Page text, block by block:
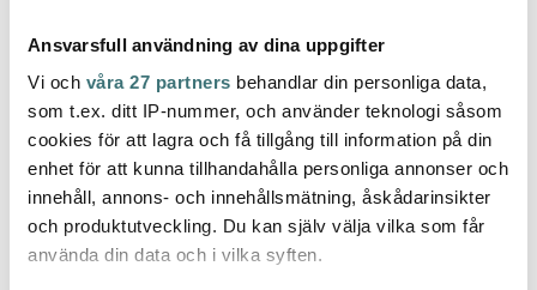
Ansvarsfull användning av dina uppgifter
Vi och våra 27 partners behandlar din personliga data,
som t.ex. ditt IP-nummer, och använder teknologi såsom
cookies för att lagra och få tillgång till information på din
enhet för att kunna tillhandahålla personliga annonser och
innehåll, annons- och innehållsmätning, åskådarinsikter
och produktutveckling. Du kan själv välja vilka som får
använda din data och i vilka syften.
Villeroy & Boch
Manoir Kaffekopp 20 cl
120 kr 239 kr
Villeroy & Boch
Piemont Bestickset 4
delar
186 kr